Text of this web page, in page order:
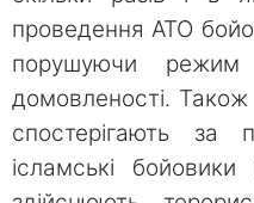
проведення АТО
порушуючи режим
домовленості.
спостерігають за
ісламські бойовики